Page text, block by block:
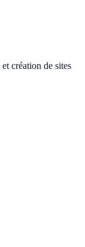
création de sites